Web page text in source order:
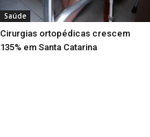
Saúde
Cirurgias ortopédicas crescem
135% em Santa Catarina